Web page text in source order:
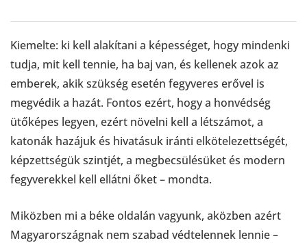
Kiemelte: ki kell alakítani a képességet, hogy mindenki
tudja, mit kell tennie, ha baj van, és kellenek azok az
emberek, akik szükség esetén fegyveres erővel is
megvédik a hazát. Fontos ezért, hogy a honvédség
ütőképes legyen, ezért növelni kell a létszámot, a
katonák hazájuk és hivatásuk iránti elkötelezettségét,
képzettségük szintjét, a megbecsülésüket és modern
fegyverekkel kell ellátni őket – mondta.
Miközben mi a béke oldalán vagyunk, aközben azért
Magyarországnak nem szabad védtelennek lennie –